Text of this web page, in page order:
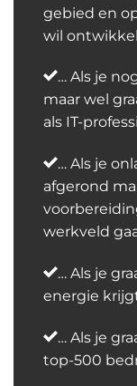
gebied en
wil
…Als je
maar wel
als IT-
… Als je
afgerond
werkveld
… Als je
energie
… Als je
top-500